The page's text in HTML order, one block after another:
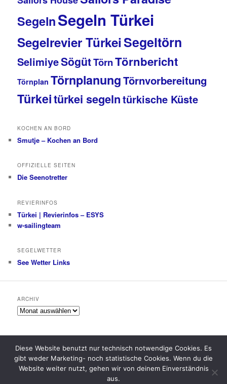
SegelnSegeln Türkei
Segelrevier TürkeiSegeltörn
SelimiyeSögütTörnTörnbericht
Törnplan TörnplanungTörnvorbereitung
Türkeitürkei segelntürkische Küste
KOCHEN AN BORD
Smutje – Kochen an Bord
OFFIZIELLE SEITEN
Die Seenotretter
REVIERINFOS
Türkei | Revierinfos – ESYS
w-sailingteam
SEGELWETTER
See Wetter Links
ARCHIV
Archiv
Datenschutzerklärung Stolz präsentiert von WordPress
Diese Website benutzt nur technisch notwendige Cookies. Es
gibt weder Marketing- noch statistische Cookies. Wenn du die
Website weiter nutzt, gehen wir von deinem Einverständnis
aus.